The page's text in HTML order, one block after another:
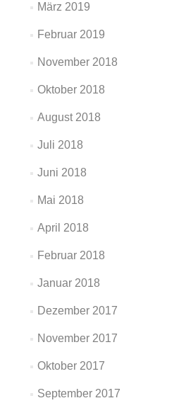
März 2019
Februar 2019
November 2018
Oktober 2018
August 2018
Juli 2018
Juni 2018
Mai 2018
April 2018
Februar 2018
Januar 2018
Dezember 2017
November 2017
Oktober 2017
September 2017